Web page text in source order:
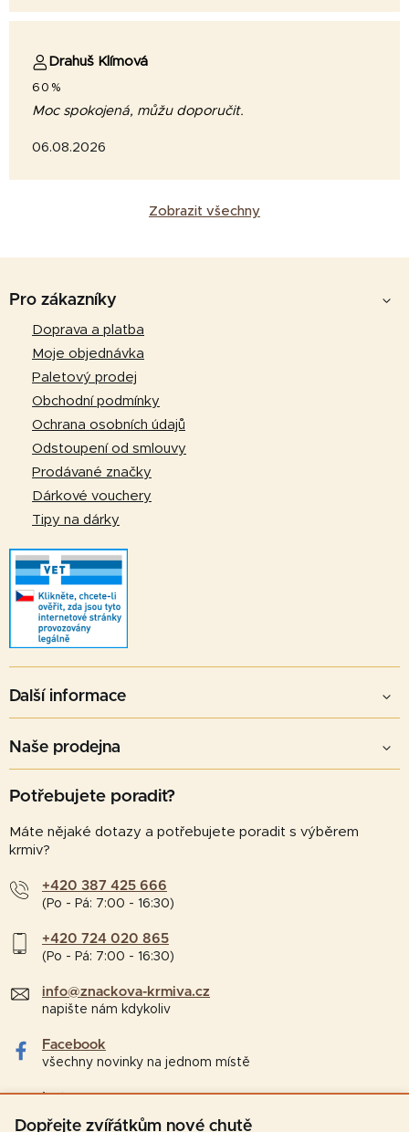
Dopřejte zvířátkům nové chutě
Drahuš Klímová
60%
Moc spokojená, můžu doporučit.
06.08.2026
Zobrazit všechny
Pro zákazníky
Doprava a platba
Moje objednávka
Paletový prodej
Obchodní podmínky
Ochrana osobních údajů
Odstoupení od smlouvy
Prodávané značky
Dárkové vouchery
Tipy na dárky
Další informace
Naše prodejna
Potřebujete poradit?
Máte nějaké dotazy a potřebujete poradit s výběrem
krmiv?
+420 387 425 666
(Po - Pá: 7:00 - 16:30)
+420 724 020 865
(Po - Pá: 7:00 - 16:30)
info@znackova-krmiva.cz
napište nám kdykoliv
Facebook
všechny novinky na jednom místě
Instagram
tipy a zajímavosti pro chovatele